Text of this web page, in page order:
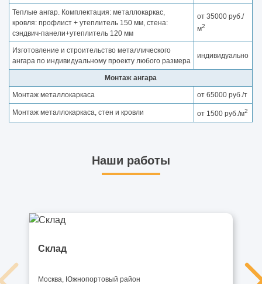
Теплые ангар. Комплектация: металлокаркас,
кровля: профлист + утеплитель 150 мм, стена:
сэндвич-панели+утеплитель 120 мм
от 35000 руб./
м2
Изготовление и строительство металлического
ангара по индивидуальному проекту любого размера
индивидуально
Монтаж ангара
Монтаж металлокаркаса от 65000 руб./т
Монтаж металлокаркаса, стен и кровли от 1500 руб./м2
Наши работы
Склад
Москва, Южнопортовый район